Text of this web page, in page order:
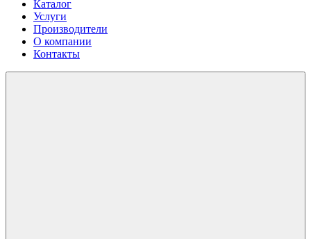
Каталог
Услуги
Производители
О компании
Контакты